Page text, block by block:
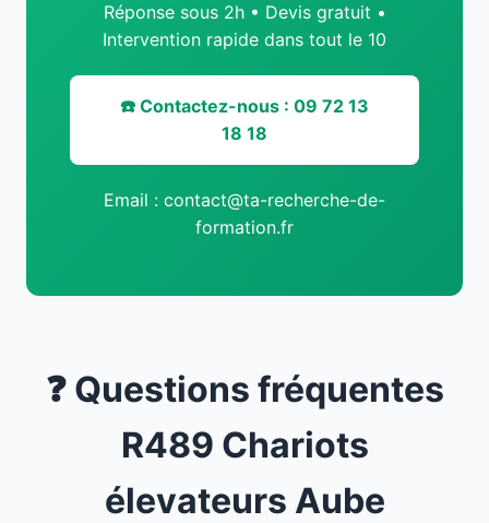
Réponse sous 2h • Devis gratuit •
Intervention rapide dans tout le 10
☎️ Contactez-nous : 09 72 13
18 18
Email : contact@ta-recherche-de-
formation.fr
❓ Questions fréquentes
R489 Chariots
élevateurs Aube